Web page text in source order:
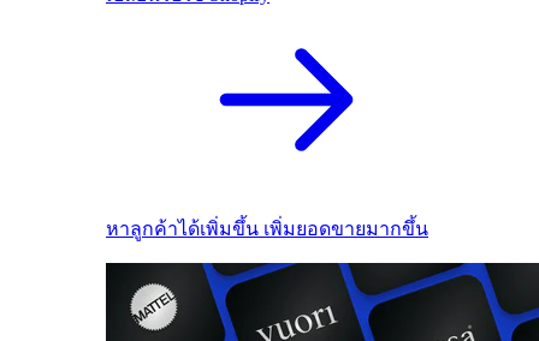
หาลูกค้าได้เพิ่มขึ้น เพิ่มยอดขายมากขึ้น